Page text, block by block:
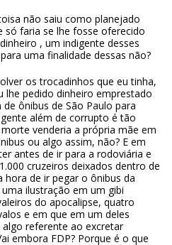
não saiu como planejado
só faria se lhe fosse oferecido
, um indigente desses
uma finalidade dessas não?
os trocadinhos que eu tinha,
pedido dinheiro emprestado
ônibus de São Paulo para
além de corrupto é tão
venderia a própria mãe em
ou algo assim, não? E em
antes de ir para a rodoviária e
cruzeiros deixados dentro de
de ir pegar o ônibus da
ilustração em um gibi
do apocalipse, quatro
e em que em um deles
referente ao excretar
embora FDP? Porque é o que